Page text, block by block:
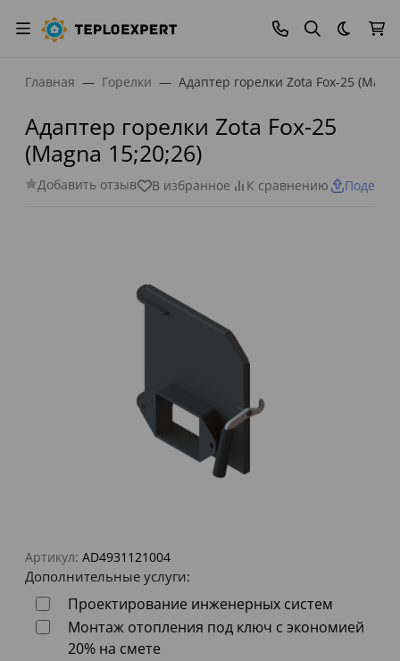
Темная
Главная Горелки Адаптер горелки Zota Fox-25
Адаптер горелки Zota Fox-25
(Magna 15;20;26)
Добавить отзыв В избранное К сравнению
Артикул: AD4931121004
Дополнительные услуги:
Проектирование инженерных систем
Монтаж отопления под ключ с экономией
20% на смете